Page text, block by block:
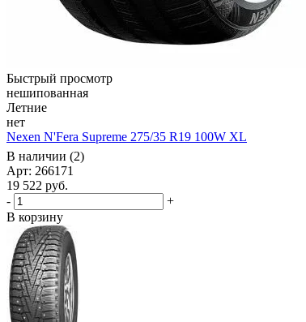
Быстрый просмотр
нешипованная
Летние
нет
Nexen N'Fera Supreme 275/35 R19 100W XL
В наличии (2)
Арт: 266171
19 522 руб.
-
+
В корзину